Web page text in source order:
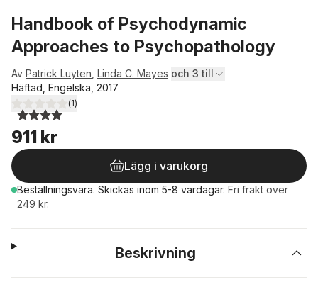
Handbook of Psychodynamic
Approaches to Psychopathology
Av Patrick Luyten Linda C. Mayes och 3 till
Häftad, Engelska, 2017
4,0utav 5 stjärnor. Totalt antal röster:
(1)
911 kr
Lägg i varukorg
Beställningsvara. Skickas inom 5-8 vardagar. Fri frakt över
249 kr.
Beskrivning